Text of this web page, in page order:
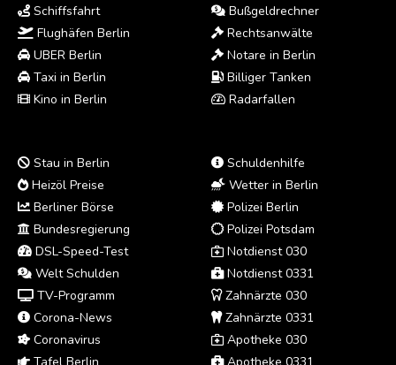
Schiffsfahrt
Flughäfen Berlin
UBER Berlin
Taxi in Berlin
Kino in Berlin
Bußgeldrechner
Rechtsanwälte
Notare in Berlin
Billiger Tanken
Radarfallen
Stau in Berlin
Heizöl Preise
Berliner Börse
Bundesregierung
DSL-Speed-Test
Welt Schulden
TV-Programm
Corona-News
Coronavirus
Schuldenhilfe
Wetter in Berlin
Polizei Berlin
Polizei Potsdam
Notdienst 030
Notdienst 0331
Zahnärzte 030
Zahnärzte 0331
Apotheke 030